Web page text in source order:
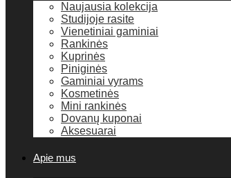
Naujausia kolekcija
Studijoje rasite
Vienetiniai gaminiai
Rankinės
Kuprinės
Piniginės
Gaminiai vyrams
Kosmetinės
Mini rankinės
Dovanų kuponai
Aksesuarai
Apie mus